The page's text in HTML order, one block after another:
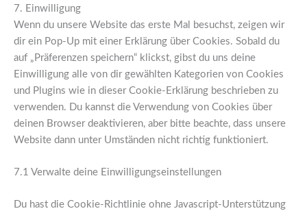
7. Einwilligung
Wenn du unsere Website das erste Mal besuchst, zeigen wir
dir ein Pop-Up mit einer Erklärung über Cookies. Sobald du
auf „Präferenzen speichern“ klickst, gibst du uns deine
Einwilligung alle von dir gewählten Kategorien von Cookies
und Plugins wie in dieser Cookie-Erklärung beschrieben zu
verwenden. Du kannst die Verwendung von Cookies über
deinen Browser deaktivieren, aber bitte beachte, dass unsere
Website dann unter Umständen nicht richtig funktioniert.
7.1 Verwalte deine Einwilligungseinstellungen
Du hast die Cookie-Richtlinie ohne Javascript-Unterstützung